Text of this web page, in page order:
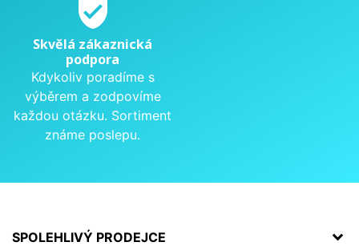
verified_user
Skvělá zákaznická
podpora
Kdykoliv poradíme s
výběrem a zodpovíme
každou otázku. Sortiment
známe poslepu.
SPOLEHLIVÝ PRODEJCE